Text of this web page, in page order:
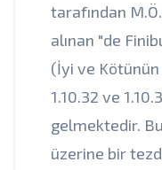
tarafından
alınan "de
(İyi ve Kötünün
1.10.32 ve
gelmektedir.
üzerine bir